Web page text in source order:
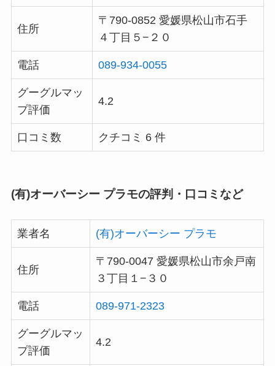
住所
〒790-0852 愛媛県松山市石手
４丁目５−２０
電話 089-934-0055
グーグルマッ
プ評価
4.2
口コミ数 クチコミ 6 件
(有)オーバーシー プラモの評判・口コミなど
業者名 (有)オーバーシー プラモ
住所
〒790-0047 愛媛県松山市余戸南
３丁目１−３０
電話 089-971-2323
グーグルマッ
プ評価
4.2